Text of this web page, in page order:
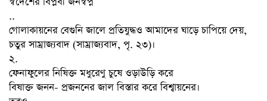
..
গোলাকায়নের বেগুনি জালে প্রতিযুদ্ধও আমাদের ঘাড়ে চাপিয়ে দেয়,
চতুর সাম্রাজ্যবাদ (সাম্রাজ্যবাদ, পৃ. ২৩)।
২.
ফেনাফুলের নিষিক্ত মধুরেণু চুষে ওড়াউড়ি করে
বিষাক্ত জনন- প্রজননের জাল বিস্তার করে বিশ্বায়নের।